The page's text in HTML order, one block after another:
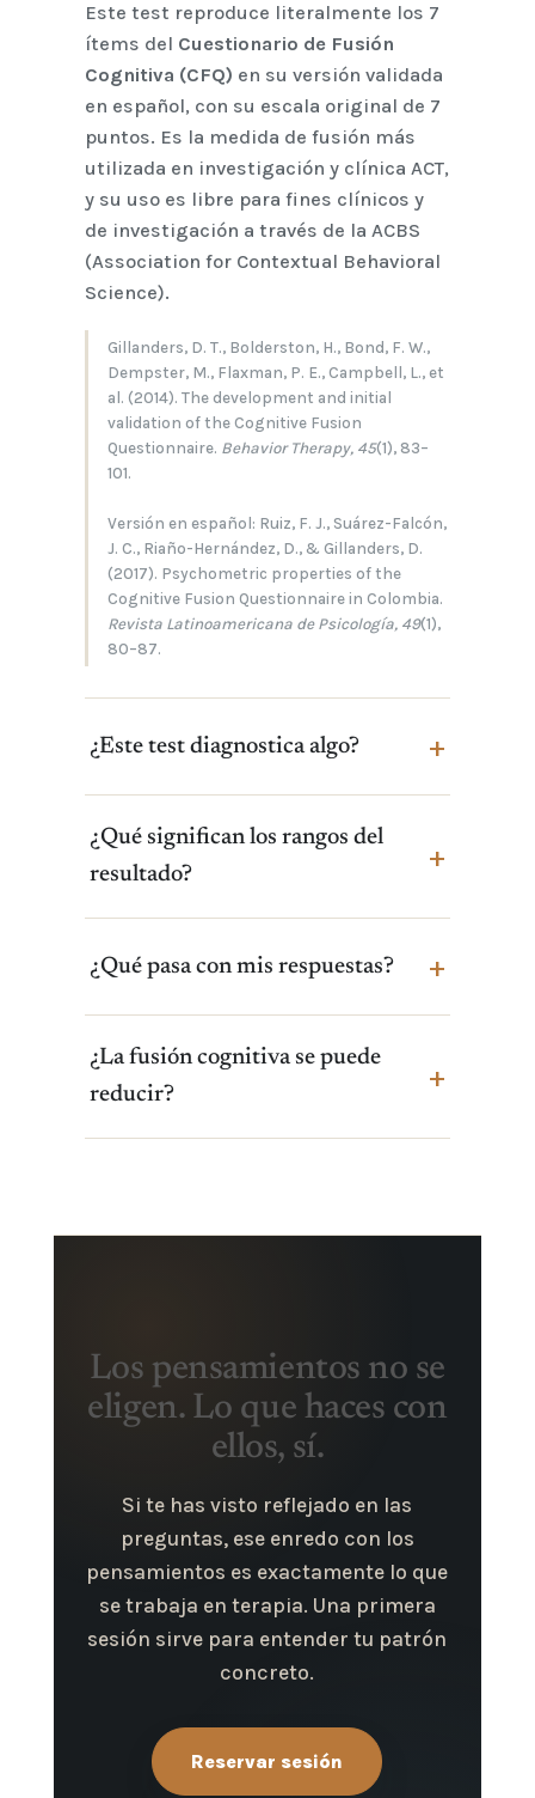
Este test reproduce literalmente los 7
ítems del Cuestionario de Fusión
Cognitiva (CFQ) en su versión validada
en español, con su escala original de 7
puntos. Es la medida de fusión más
utilizada en investigación y clínica ACT,
y su uso es libre para fines clínicos y
de investigación a través de la ACBS
(Association for Contextual Behavioral
Science).
Gillanders, D. T., Bolderston, H., Bond, F. W.,
Dempster, M., Flaxman, P. E., Campbell, L., et
al. (2014). The development and initial
validation of the Cognitive Fusion
Questionnaire. Behavior Therapy, 45(1), 83–
101.
Versión en español: Ruiz, F. J., Suárez-Falcón,
J. C., Riaño-Hernández, D., & Gillanders, D.
(2017). Psychometric properties of the
Cognitive Fusion Questionnaire in Colombia.
Revista Latinoamericana de Psicología, 49(1),
80–87.
¿Este test diagnostica algo?
¿Qué significan los rangos del
resultado?
¿Qué pasa con mis respuestas?
¿La fusión cognitiva se puede
reducir?
Los pensamientos no se
eligen. Lo que haces con
ellos, sí.
Si te has visto reflejado en las
preguntas, ese enredo con los
pensamientos es exactamente lo que
se trabaja en terapia. Una primera
sesión sirve para entender tu patrón
concreto.
Reservar sesión